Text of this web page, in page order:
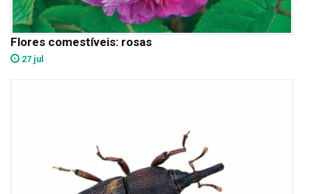
Flores comestíveis: rosas
27 jul